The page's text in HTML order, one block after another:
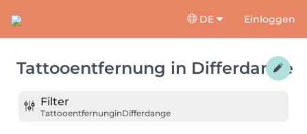
DE Einloggen
Tattooentfernung in Differdange
Filter
TattooentfernunginDifferdange